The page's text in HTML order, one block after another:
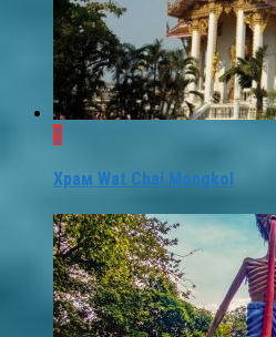
1
Храм Wat Chai Mongkol